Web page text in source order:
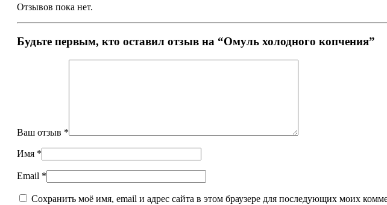
Отзывов пока нет.
Будьте первым, кто оставил отзыв на “Омуль холодного копчения”
Ваш отзыв *
Имя *
Email *
Сохранить моё имя, email и адрес сайта в этом браузере для последующих моих